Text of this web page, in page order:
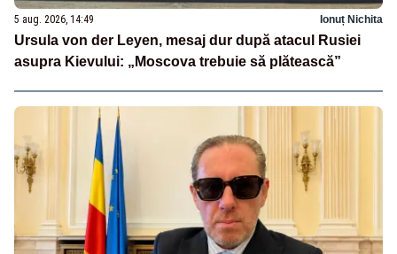
5 aug. 2026, 14:49 Ionuț Nichita
Ursula von der Leyen, mesaj dur după atacul Rusiei
asupra Kievului: „Moscova trebuie să plătească”